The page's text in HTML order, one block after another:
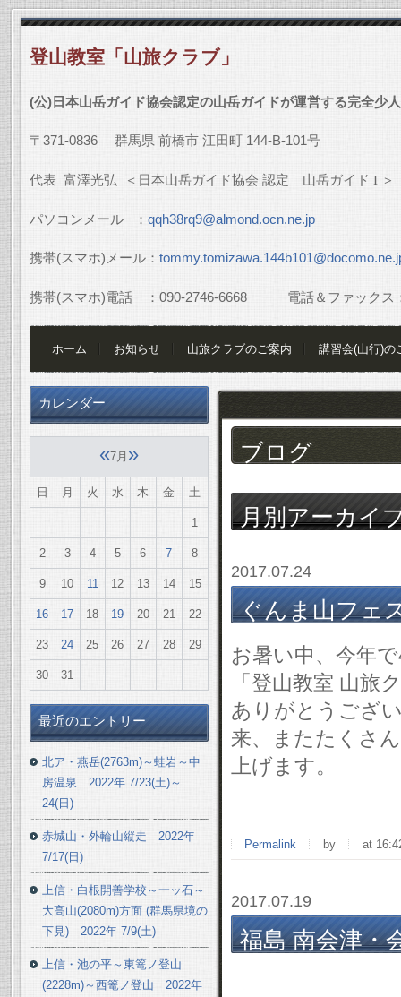
登山教室「山旅クラブ」
(公)日本山岳ガイド協会認定の山岳ガイドが運営する完全少
〒 371-0836 群馬県 前橋市 江田町 144-B-101号
代表 富澤光弘 ＜日本山岳ガイド協会 認定 山岳ガイド I ＞
パソコンメール ： qqh38rq9@almond.ocn.ne.jp
携帯(スマホ)メール：
携帯(スマホ)電話 ： 090-2746-6668電話＆ファックス
ホーム お知らせ 山旅クラブのご案内 講習会(山行)の
ブログ
月別アーカイ
2017.07.24
ぐんま山フェ
お暑い中、今年
「登山教室 山旅
ありがとうござ
来、またたくさ
上げます。
Permalink by at
2017.07.19
福島 南会津・
カレンダー
«7月 »
日 月 火 水 木 金 土
1
2 3 4 5 6 7 8
9 10 11 12 13 14 15
16 17 18 19 20 21 22
23 24 25 26 27 28 29
30 31
最近のエントリー
北ア・燕岳(2763m)～蛙岩～中
房温泉 2022年 7/23(土)～
24(日)
赤城山・外輪山縦走 2022年
7/17(日)
上信・白根開善学校～一ッ石～
大高山(2080m)方面 (群馬県境の
下見) 2022年 7/9(土)
上信・池の平～東篭ノ登山
(2228m)～西篭ノ登山 2022年